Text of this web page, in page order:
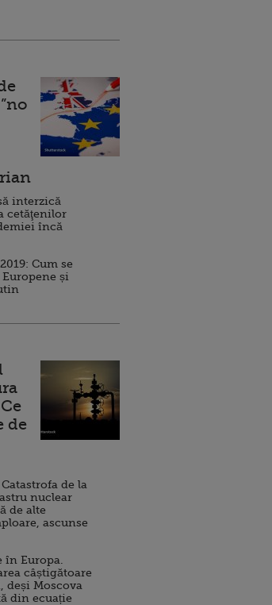
interzică
cetăţenilor
încă
Cum se
și
de
de la
nuclear
de alte
ascunse
în Europa.
câștigătoare
deși Moscova
din ecuație